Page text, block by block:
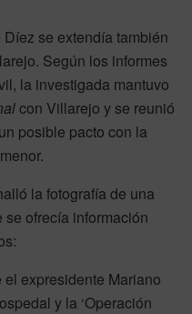
se extendía también
Según los informes
la investigada mantuvo
con Villarejo y se reunió
posible pacto con la
la fotografía de una
ofrecía información
el expresidente Mariano
y la ‘Operación